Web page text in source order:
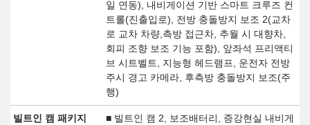
일 연동), 내비게이션 기반 스마트 크루즈 컨
트롤(진출입로), 전방 충돌방지 보조 2(교차
로 교차 차량,측방 접근차, 추월 시 대향차,
회피 조향 보조 기능 포함), 앞좌석 프리액티
브 시트벨트, 지능형 헤드램프, 운전자 전방
주시 경고 카메라, 후측방 충돌방지 보조(주
행)
빌트인 캠 패키지
■ 빌트인 캠 2, 보조배터리, 증강현실 내비게